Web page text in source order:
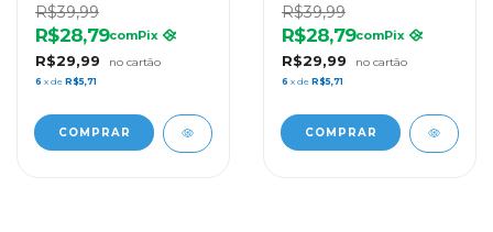
R$39,99
R$29,99
R$28,79comPix
6 x de R$5,71
R$39,99
R$29,99
R$28,79comPix
6 x de R$5,71